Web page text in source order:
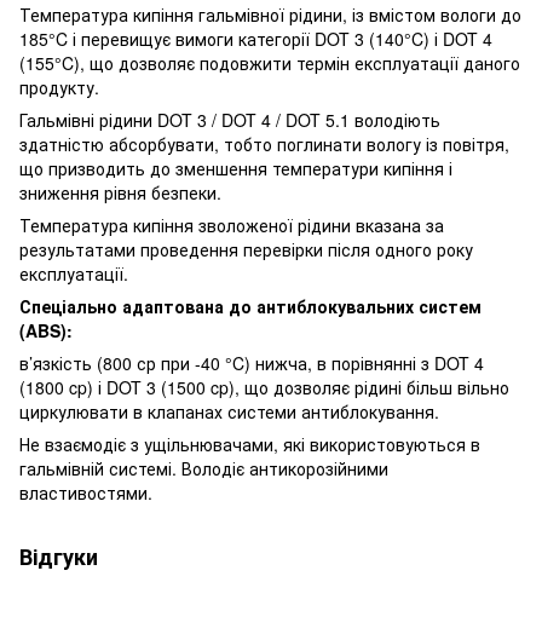
Температура кипіння гальмівної рідини, із вмістом вологи до
185°C і перевищує вимоги категорії DOT 3 (140°C) і DOT 4
(155°C), що дозволяє подовжити термін експлуатації даного
продукту.
Гальмівні рідини DOT 3 / DOT 4 / DOT 5.1 володіють
здатністю абсорбувати, тобто поглинати вологу із повітря,
що призводить до зменшення температури кипіння і
зниження рівня безпеки.
Температура кипіння зволоженої рідини вказана за
результатами проведення перевірки після одного року
експлуатації.
Спеціально адаптована до антиблокувальних систем
(ABS):
в’язкість (800 ср при -40 °C) нижча, в порівнянні з DOT 4
(1800 cp) і DOT 3 (1500 cp), що дозволяє рідині більш вільно
циркулювати в клапанах системи антиблокування.
Не взаємодіє з ущільнювачами, які використовуються в
гальмівній системі. Володіє антикорозійними
властивостями.
Відгуки